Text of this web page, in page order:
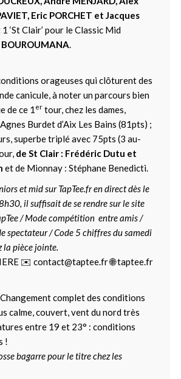
Eric PORCHET et Jacques
‘St Clair’ pour le Classic Mid
BOUROUMANA.
orageuses qui clôturent des
canicule, à noter un parcours bien
de ce 1 ertour, chez les dames,
Burdet d’Aix Les Bains (81pts) ;
superbe triplé avec 75pts (3 au-
de St Clair : Frédéric Dutu et
et de Mionnay : Stéphane Benedicti.
et mid sur TapTee.fr en direct dès le
il suffisait de se rendre sur le site
/ Mode compétition entre amis /
spectateur / Code 5 chiffres du samedi
la pièce jointe.
✉️ contact@taptee.fr 🌐 taptee.fr
Changement complet des conditions
calme, couvert, vent du nord très
entre 19 et 23° : conditions
!
bagarre pour le titre chez les